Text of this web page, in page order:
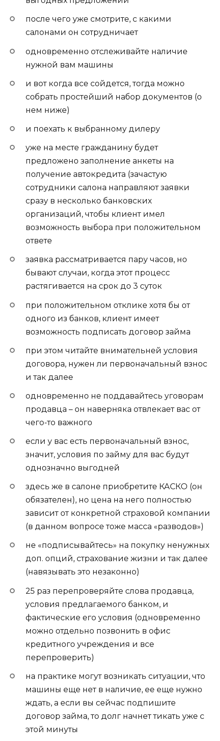
после чего уже смотрите, с какими
салонами он сотрудничает
одновременно отслеживайте наличие
нужной вам машины
и вот когда все сойдется, тогда можно
собрать простейший набор документов (о
нем ниже)
и поехать к выбранному дилеру
уже на месте гражданину будет
предложено заполнение анкеты на
получение автокредита (зачастую
сотрудники салона направляют заявки
сразу в несколько банковских
организаций, чтобы клиент имел
возможность выбора при положительном
ответе
заявка рассматривается пару часов, но
бывают случаи, когда этот процесс
растягивается на срок до 3 суток
при положительном отклике хотя бы от
одного из банков, клиент имеет
возможность подписать договор займа
при этом читайте внимательней условия
договора, нужен ли первоначальный взнос
и так далее
одновременно не поддавайтесь уговорам
продавца – он наверняка отвлекает вас от
чего-то важного
если у вас есть первоначальный взнос,
значит, условия по займу для вас будут
однозначно выгодней
здесь же в салоне приобретите КАСКО (он
обязателен), но цена на него полностью
зависит от конкретной страховой компании
(в данном вопросе тоже масса «разводов»)
не «подписывайтесь» на покупку ненужных
доп. опций, страхование жизни и так далее
(навязывать это незаконно)
25 раз перепроверяйте слова продавца,
условия предлагаемого банком, и
фактические его условия (одновременно
можно отдельно позвонить в офис
кредитного учреждения и все
перепроверить)
на практике могут возникать ситуации, что
машины еще нет в наличие, ее еще нужно
ждать, а если вы сейчас подпишите
договор займа, то долг начнет тикать уже с
этой минуты